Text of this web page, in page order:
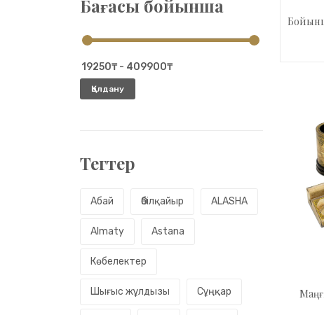
Бағасы бойынша
Қолдану
Тегтер
Абай Әбілқайыр ALASHA
Almaty Astana
Көбелектер
Шығыс жұлдызы Сұңқар